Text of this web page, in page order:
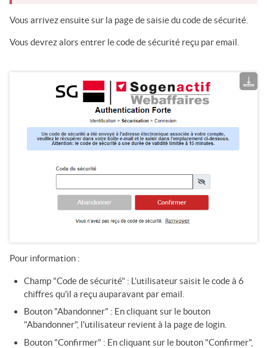
Vous arrivez ensuite sur la page de saisie du code de sécurité.
Vous devrez alors entrer le code de sécurité reçu par email.
Pour information :
Champ "Code de sécurité" : L'utilisateur saisit le code à 6
chiffres qu'il a reçu auparavant par email.
Bouton "Abandonner" : En cliquant sur le bouton
"Abandonner", l'utilisateur revient à la page de login.
Bouton "Confirmer" : En cliquant sur le bouton "Confirmer",